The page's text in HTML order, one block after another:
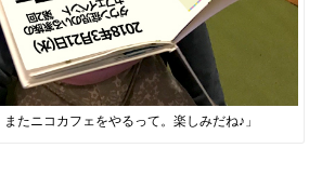
たニコカフェをやるって。楽しみだね♪」